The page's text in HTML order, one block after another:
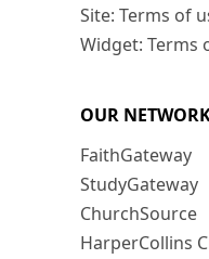
Site: Terms of
Widget: Terms
OUR
FaithGateway
StudyGateway
ChurchSource
HarperCollins